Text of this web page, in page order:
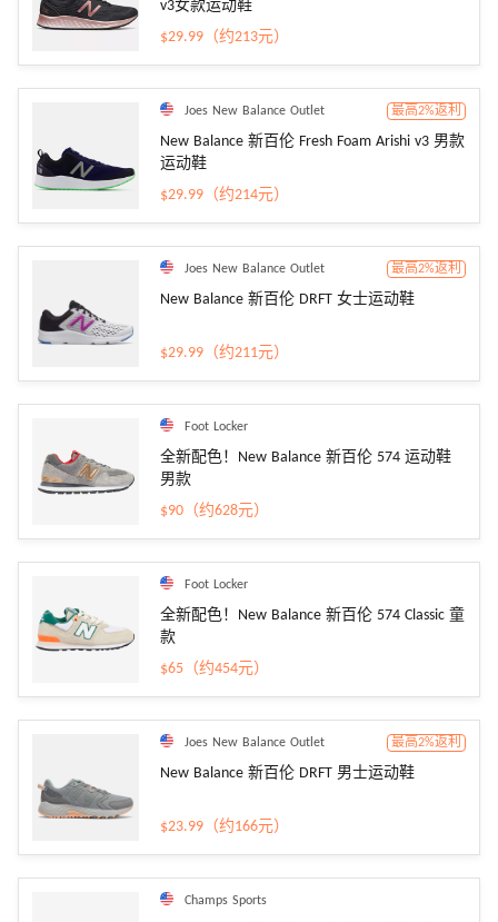
v3女款运动鞋
$29.99（约213元）
Joes New Balance Outlet 最高2%返利
New Balance 新百伦 Fresh Foam Arishi v3 男款
运动鞋
$29.99（约214元）
Joes New Balance Outlet 最高2%返利
New Balance 新百伦 DRFT 女士运动鞋
$29.99（约211元）
Foot Locker
全新配色！New Balance 新百伦 574 运动鞋
男款
$90（约628元）
Foot Locker
全新配色！New Balance 新百伦 574 Classic 童
款
$65（约454元）
Joes New Balance Outlet 最高2%返利
New Balance 新百伦 DRFT 男士运动鞋
$23.99（约166元）
Champs Sports